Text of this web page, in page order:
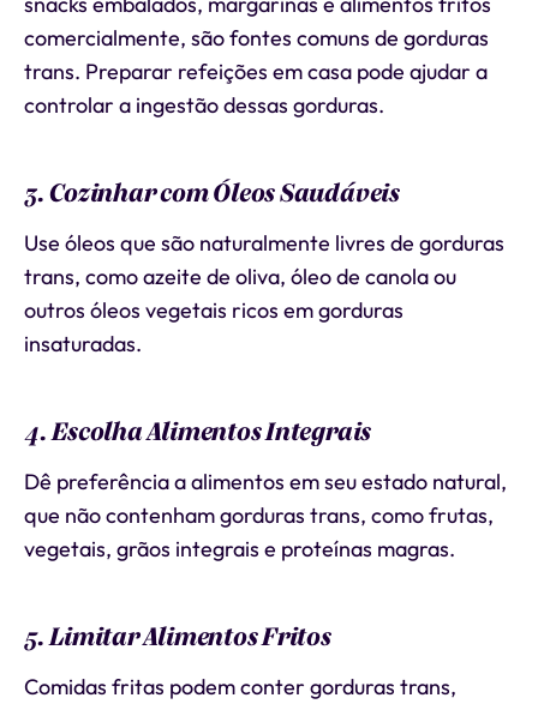
comercialmente, são fontes comuns de gorduras
trans. Preparar refeições em casa pode ajudar a
controlar a ingestão dessas gorduras.
3. Cozinhar com Óleos Saudáveis
Use óleos que são naturalmente livres de gorduras
trans, como azeite de oliva, óleo de canola ou
outros óleos vegetais ricos em gorduras
insaturadas.
4. Escolha Alimentos Integrais
Dê preferência a alimentos em seu estado natural,
que não contenham gorduras trans, como frutas,
vegetais, grãos integrais e proteínas magras.
5. Limitar Alimentos Fritos
Comidas fritas podem conter gorduras trans,